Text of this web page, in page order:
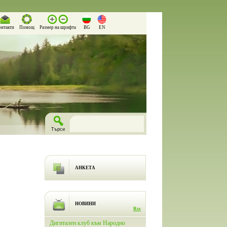
Помощ Размер на шрифта BG EN
АНКЕТА
НОВИНИ
Rss
Дигитален клуб към Народно